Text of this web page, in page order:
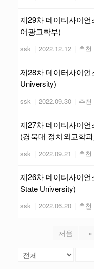
제29차 데이터사이
어광고학부)
ssk | 2022.12.12 | 추천
제28차 데이터사이
University)
ssk | 2022.09.30 | 추천
제27차 데이터사이
(경북대 정치외교학
ssk | 2022.09.21 | 추천
제26차 데이터사이
State University)
ssk | 2022.06.20 | 추천
처음 «